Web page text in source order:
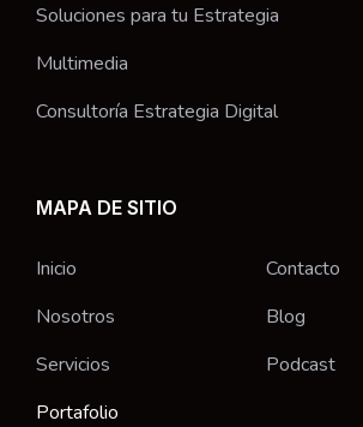
Soluciones para tu Estrategia
Multimedia
Consultoría Estrategia Digital
MAPA DE SITIO
Inicio
Nosotros
Servicios
Portafolio
Contacto
Blog
Podcast